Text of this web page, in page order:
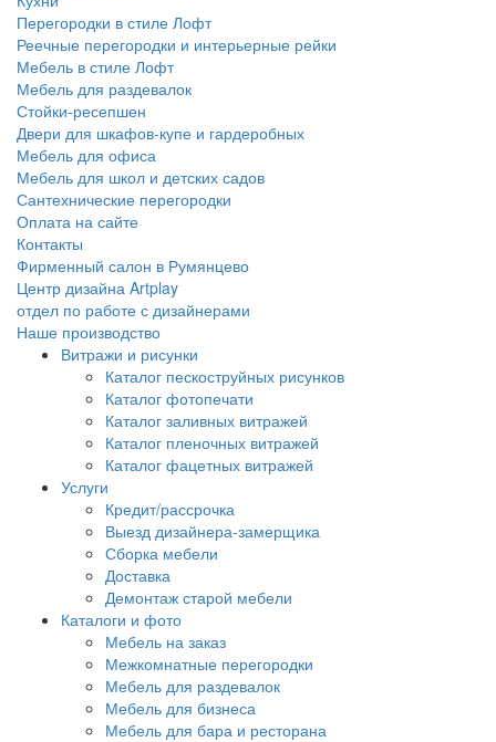
Перегородки в стиле Лофт
Реечные перегородки и интерьерные рейки
Мебель в стиле Лофт
Мебель для раздевалок
Стойки-ресепшен
Двери для шкафов-купе и гардеробных
Мебель для офиса
Мебель для школ и детских садов
Сантехнические перегородки
Оплата на сайте
Контакты
Фирменный салон в Румянцево
Центр дизайна Artplay
отдел по работе с дизайнерами
Наше производство
Витражи и рисунки
Каталог пескоструйных рисунков
Каталог фотопечати
Каталог заливных витражей
Каталог пленочных витражей
Каталог фацетных витражей
Услуги
Кредит/рассрочка
Выезд дизайнера-замерщика
Сборка мебели
Доставка
Демонтаж старой мебели
Каталоги и фото
Мебель на заказ
Межкомнатные перегородки
Мебель для раздевалок
Мебель для бизнеса
Мебель для бара и ресторана